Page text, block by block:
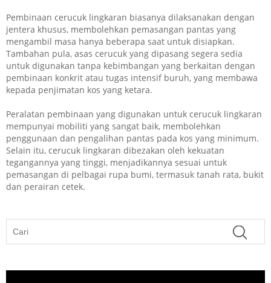
Pembinaan cerucuk lingkaran biasanya dilaksanakan dengan
jentera khusus, membolehkan pemasangan pantas yang
mengambil masa hanya beberapa saat untuk disiapkan.
Tambahan pula, asas cerucuk yang dipasang segera sedia
untuk digunakan tanpa kebimbangan yang berkaitan dengan
pembinaan konkrit atau tugas intensif buruh, yang membawa
kepada penjimatan kos yang ketara.
Peralatan pembinaan yang digunakan untuk cerucuk lingkaran
mempunyai mobiliti yang sangat baik, membolehkan
penggunaan dan pengalihan pantas pada kos yang minimum.
Selain itu, cerucuk lingkaran dibezakan oleh kekuatan
tegangannya yang tinggi, menjadikannya sesuai untuk
pemasangan di pelbagai rupa bumi, termasuk tanah rata, bukit
dan perairan cetek.